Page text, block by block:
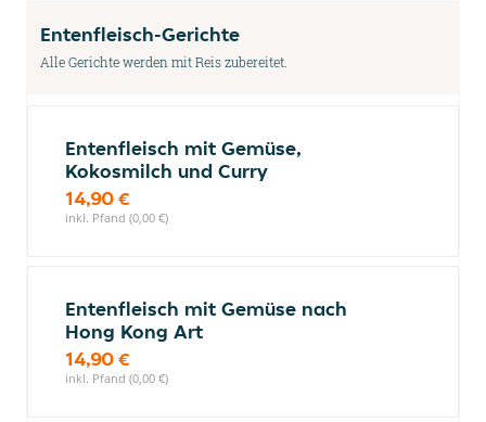
Entenfleisch-Gerichte
Alle Gerichte werden mit Reis zubereitet.
Entenfleisch mit Gemüse,
Kokosmilch und Curry
14,90 €
inkl. Pfand (0,00 €)
Entenfleisch mit Gemüse nach
Hong Kong Art
14,90 €
inkl. Pfand (0,00 €)